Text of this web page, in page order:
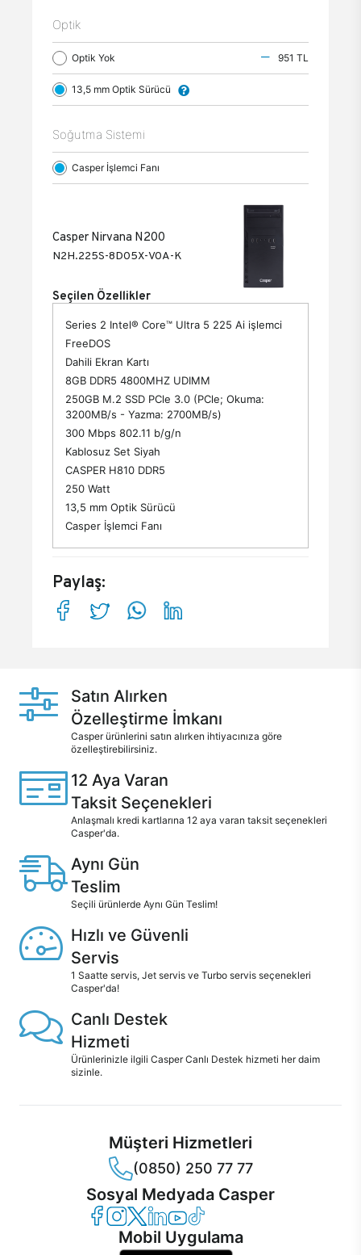
Optik
Optik Yok 951 TL
13,5 mm Optik Sürücü
Soğutma Sistemi
Casper İşlemci Fanı
Casper Nirvana N200
N2H.225S-8D05X-V0A-K
Seçilen Özellikler
Series 2 Intel® Core™ Ultra 5 225 Ai işlemci
FreeDOS
Dahili Ekran Kartı
8GB DDR5 4800MHZ UDIMM
250GB M.2 SSD PCle 3.0 (PCle; Okuma:
3200MB/s - Yazma: 2700MB/s)
300 Mbps 802.11 b/g/n
Kablosuz Set Siyah
CASPER H810 DDR5
250 Watt
13,5 mm Optik Sürücü
Casper İşlemci Fanı
Paylaş:
Satın Alırken
Özelleştirme İmkanı
Casper ürünlerini satın alırken ihtiyacınıza göre
özelleştirebilirsiniz.
12 Aya Varan
Taksit Seçenekleri
Anlaşmalı kredi kartlarına 12 aya varan taksit seçenekleri
Casper'da.
Aynı Gün
Teslim
Seçili ürünlerde Aynı Gün Teslim!
Hızlı ve Güvenli
Servis
1 Saatte servis, Jet servis ve Turbo servis seçenekleri
Casper'da!
Canlı Destek
Hizmeti
Ürünlerinizle ilgili Casper Canlı Destek hizmeti her daim
sizinle.
Müşteri Hizmetleri
(0850) 250 77 77
Sosyal Medyada Casper
Casper Facebook
Casper Instagram
Casper Twitter
Casper LinkedIn
Casper YouTube
Casper TikTok
Mobil Uygulama